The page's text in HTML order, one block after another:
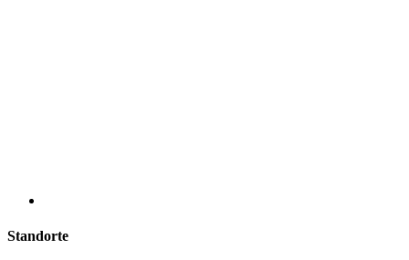
Standorte